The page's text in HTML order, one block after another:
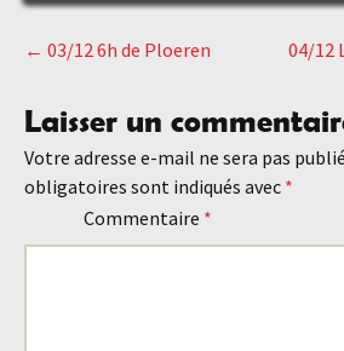
Navigation
des
articles
← 03/12 6h de Ploeren 04/12
Laisser un
Votre adresse e-mail ne sera pas
obligatoires sont indiqués avec *
Commentaire *